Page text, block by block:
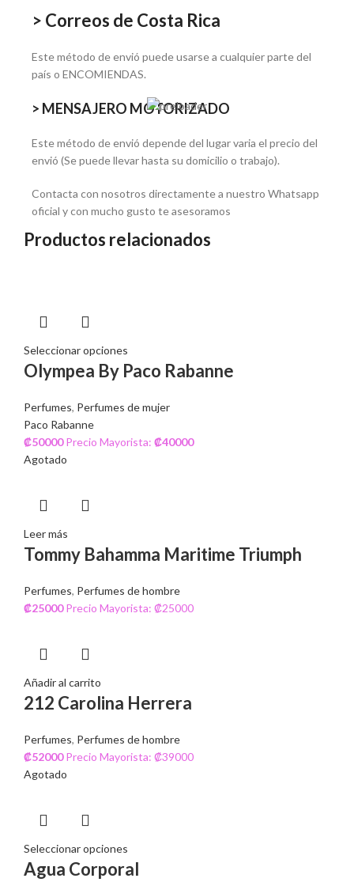
> Correos de Costa Rica
Este método de envió puede usarse a cualquier parte del
país o ENCOMIENDAS.
> MENSAJERO MOTORIZADO
Este método de envió depende del lugar varia el precio del
envió (Se puede llevar hasta su domicilio o trabajo).
Contacta con nosotros directamente a nuestro Whatsapp
oficial y con mucho gusto te asesoramos
Productos relacionados
Seleccionar opciones
Olympea By Paco Rabanne
Perfumes, Perfumes de mujer
Paco Rabanne
₡50000 Precio Mayorista: ₡40000
Agotado
Leer más
Tommy Bahamma Maritime Triumph
Perfumes, Perfumes de hombre
₡25000 Precio Mayorista: ₡25000
Añadir al carrito
212 Carolina Herrera
Perfumes, Perfumes de hombre
₡52000 Precio Mayorista: ₡39000
Agotado
Seleccionar opciones
Agua Corporal